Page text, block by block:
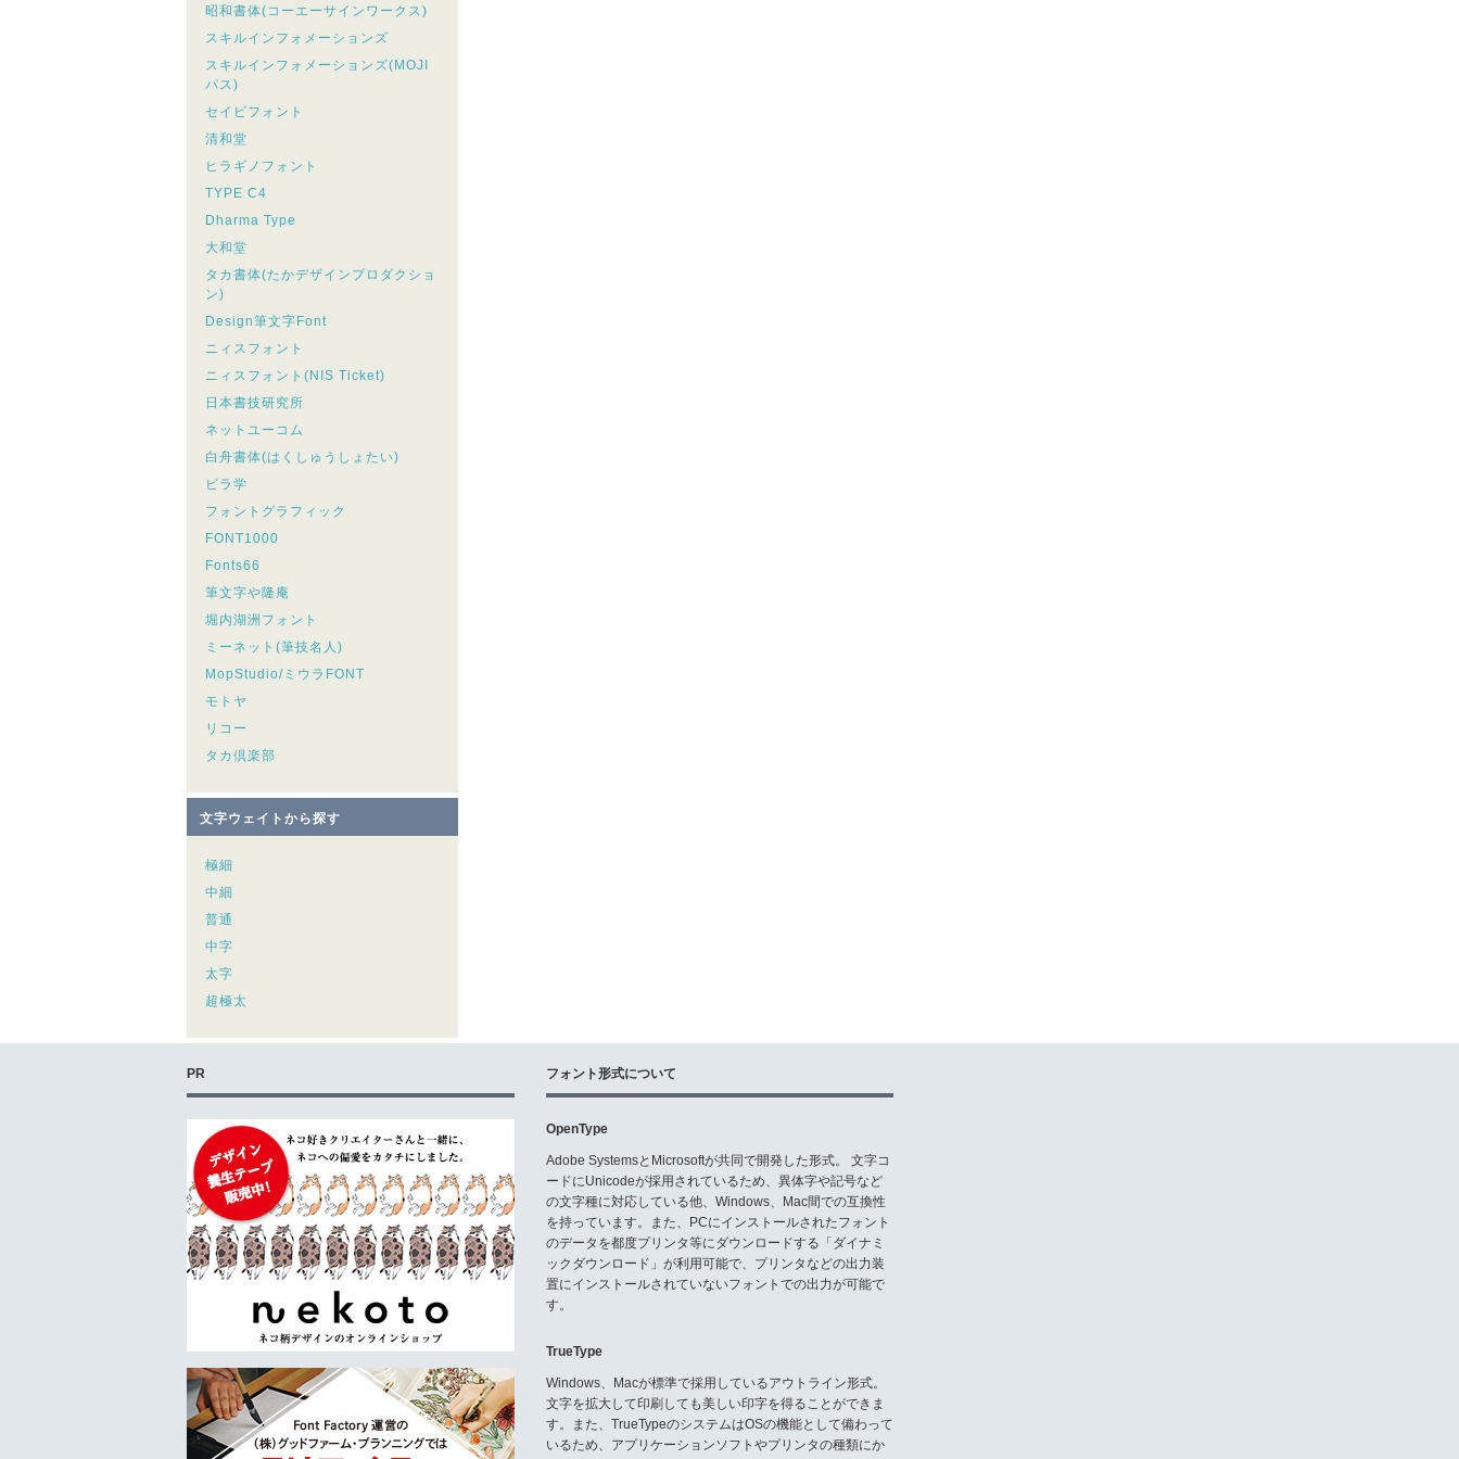
昭和書体(コーエーサインワークス)
スキルインフォメーションズ
スキルインフォメーションズ(MOJI
パス)
セイビフォント
清和堂
ヒラギノフォント
TYPE C4
Dharma Type
大和堂
タカ書体(たかデザインプロダクショ
ン)
Design筆文字Font
ニィスフォント
ニィスフォント(NIS Ticket)
日本書技研究所
ネットユーコム
白舟書体(はくしゅうしょたい)
ビラ学
フォントグラフィック
FONT1000
Fonts66
筆文字や隆庵
堀内湖洲フォント
ミーネット(筆技名人)
MopStudio/ミウラFONT
モトヤ
リコー
タカ倶楽部
文字ウェイトから探す
極細
中細
普通
中字
太字
超極太
PR フォント形式について
OpenType
Adobe SystemsとMicrosoftが共同で開発した形式。 文字コ
ードにUnicodeが採用されているため、異体字や記号など
の文字種に対応している他、Windows、Mac間での互換性
を持っています。また、PCにインストールされたフォント
のデータを都度プリンタ等にダウンロードする「ダイナミ
ックダウンロード」が利用可能で、プリンタなどの出力装
置にインストールされていないフォントでの出力が可能で
す。
TrueType
Windows、Macが標準で採用しているアウトライン形式。
文字を拡大して印刷しても美しい印字を得ることができま
す。また、TrueTypeのシステムはOSの機能として備わって
いるため、アプリケーションソフトやプリンタの種類にか